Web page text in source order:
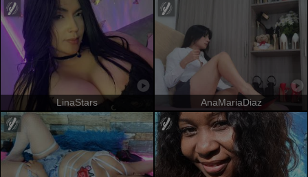
LinaStars AnaMariaDiaz